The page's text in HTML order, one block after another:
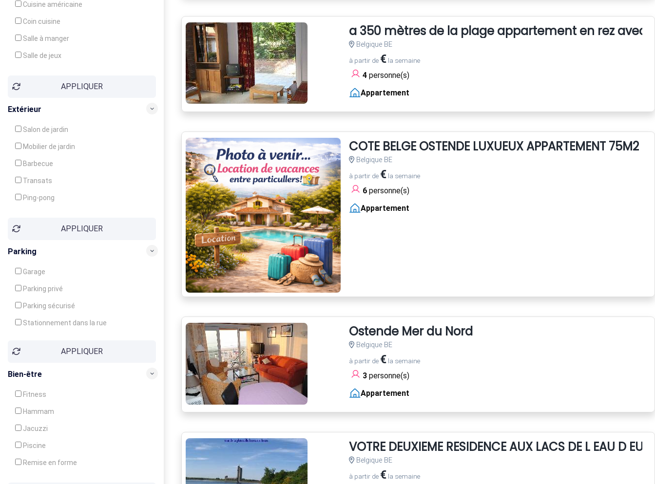
Cuisine américaine
Coin cuisine
Salle à manger
Salle de jeux
Balcon / Terrasse
APPLIQUER
Extérieur
Salon de jardin
Mobilier de jardin
Barbecue
Transats
Ping-pong
Jeux d'enfantsAPPLIQUER
Parking
Garage
Parking privé
Parking sécurisé
Stationnement dans la rue
APPLIQUER
Bien-être
Fitness
Hammam
Jacuzzi
Piscine
Remise en forme
a 350 mètres de la plage appartement en rez avec
Belgique BE
à partir de €la semaine
4personne(s)
Appartement
COTE BELGE OSTENDE LUXUEUX APPARTEMENT 75M2
Belgique BE
à partir de €la semaine
6personne(s)
Appartement
Ostende Mer du Nord
Belgique BE
à partir de €la semaine
3personne(s)
Appartement
VOTRE DEUXIEME RESIDENCE AUX LACS DE L EAU D
Belgique BE
à partir de €la semaine